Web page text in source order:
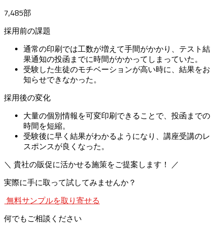
7,485部
採用前の課題
通常の印刷では工数が増えて手間がかかり、テスト結
果通知の投函までに時間がかかってしまっていた。
受験した生徒のモチベーションが高い時に、結果をお
知らせできなかった。
採用後の変化
大量の個別情報を可変印刷できることで、投函までの
時間を短縮。
受験後に早く結果がわかるようになり、講座受講のレ
スポンスが良くなった。
＼ 貴社の販促に活かせる施策をご提案します！ ／
実際に手に取って試してみませんか？
無料サンプルを取り寄せる
何でもご相談ください